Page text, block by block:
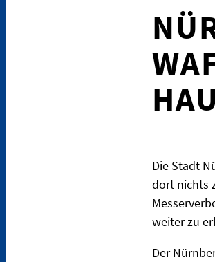
Die Stadt
dort nichts
weiter zu
Der